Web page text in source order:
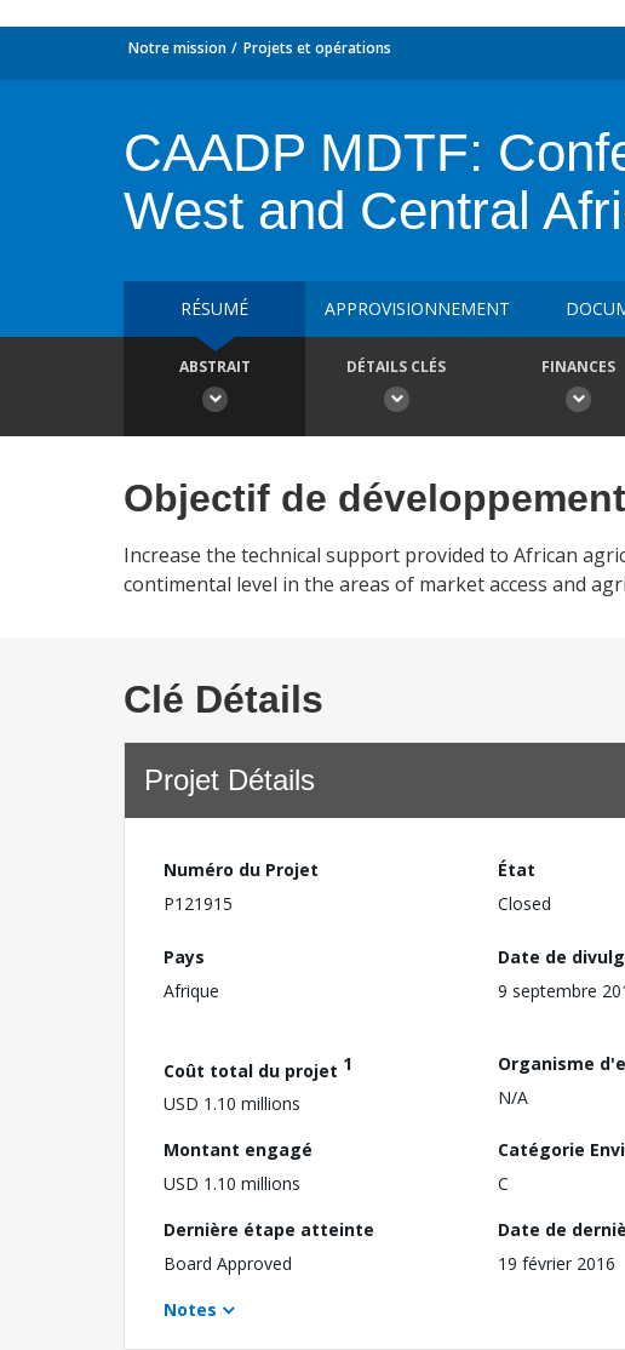
Notre mission Projets et opérations
CAADP MDTF:
West and Central
RÉSUMÉ APPROVISIONNEMENT
ABSTRAIT DÉTAILS CLÉS FINANCES
Objectif de développement
Increase the technical support provided to African
contimental level in the areas of market access and
Clé Détails
Projet Détails
Numéro du Projet
P121915
État
Closed
Pays
Afrique
Date de
9 septembre
Coût total du projet 1
USD 1.10 millions
Organisme
N/A
Montant engagé
USD 1.10 millions
Catégorie
C
Dernière étape atteinte
Board Approved
Date de
19 février 2016
Notes